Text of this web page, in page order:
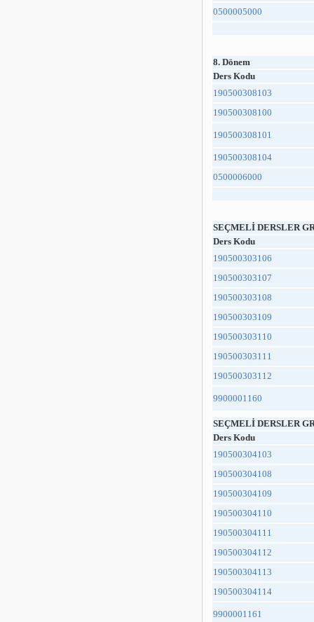
0500005000
8. Dönem
Ders Kodu
190500308103
190500308100
190500308101
190500308104
0500006000
SEÇMELİ DERSLER
Ders Kodu
190500303106
190500303107
190500303108
190500303109
190500303110
190500303111
190500303112
9900001160
SEÇMELİ DERSLER
Ders Kodu
190500304103
190500304108
190500304109
190500304110
190500304111
190500304112
190500304113
190500304114
9900001161